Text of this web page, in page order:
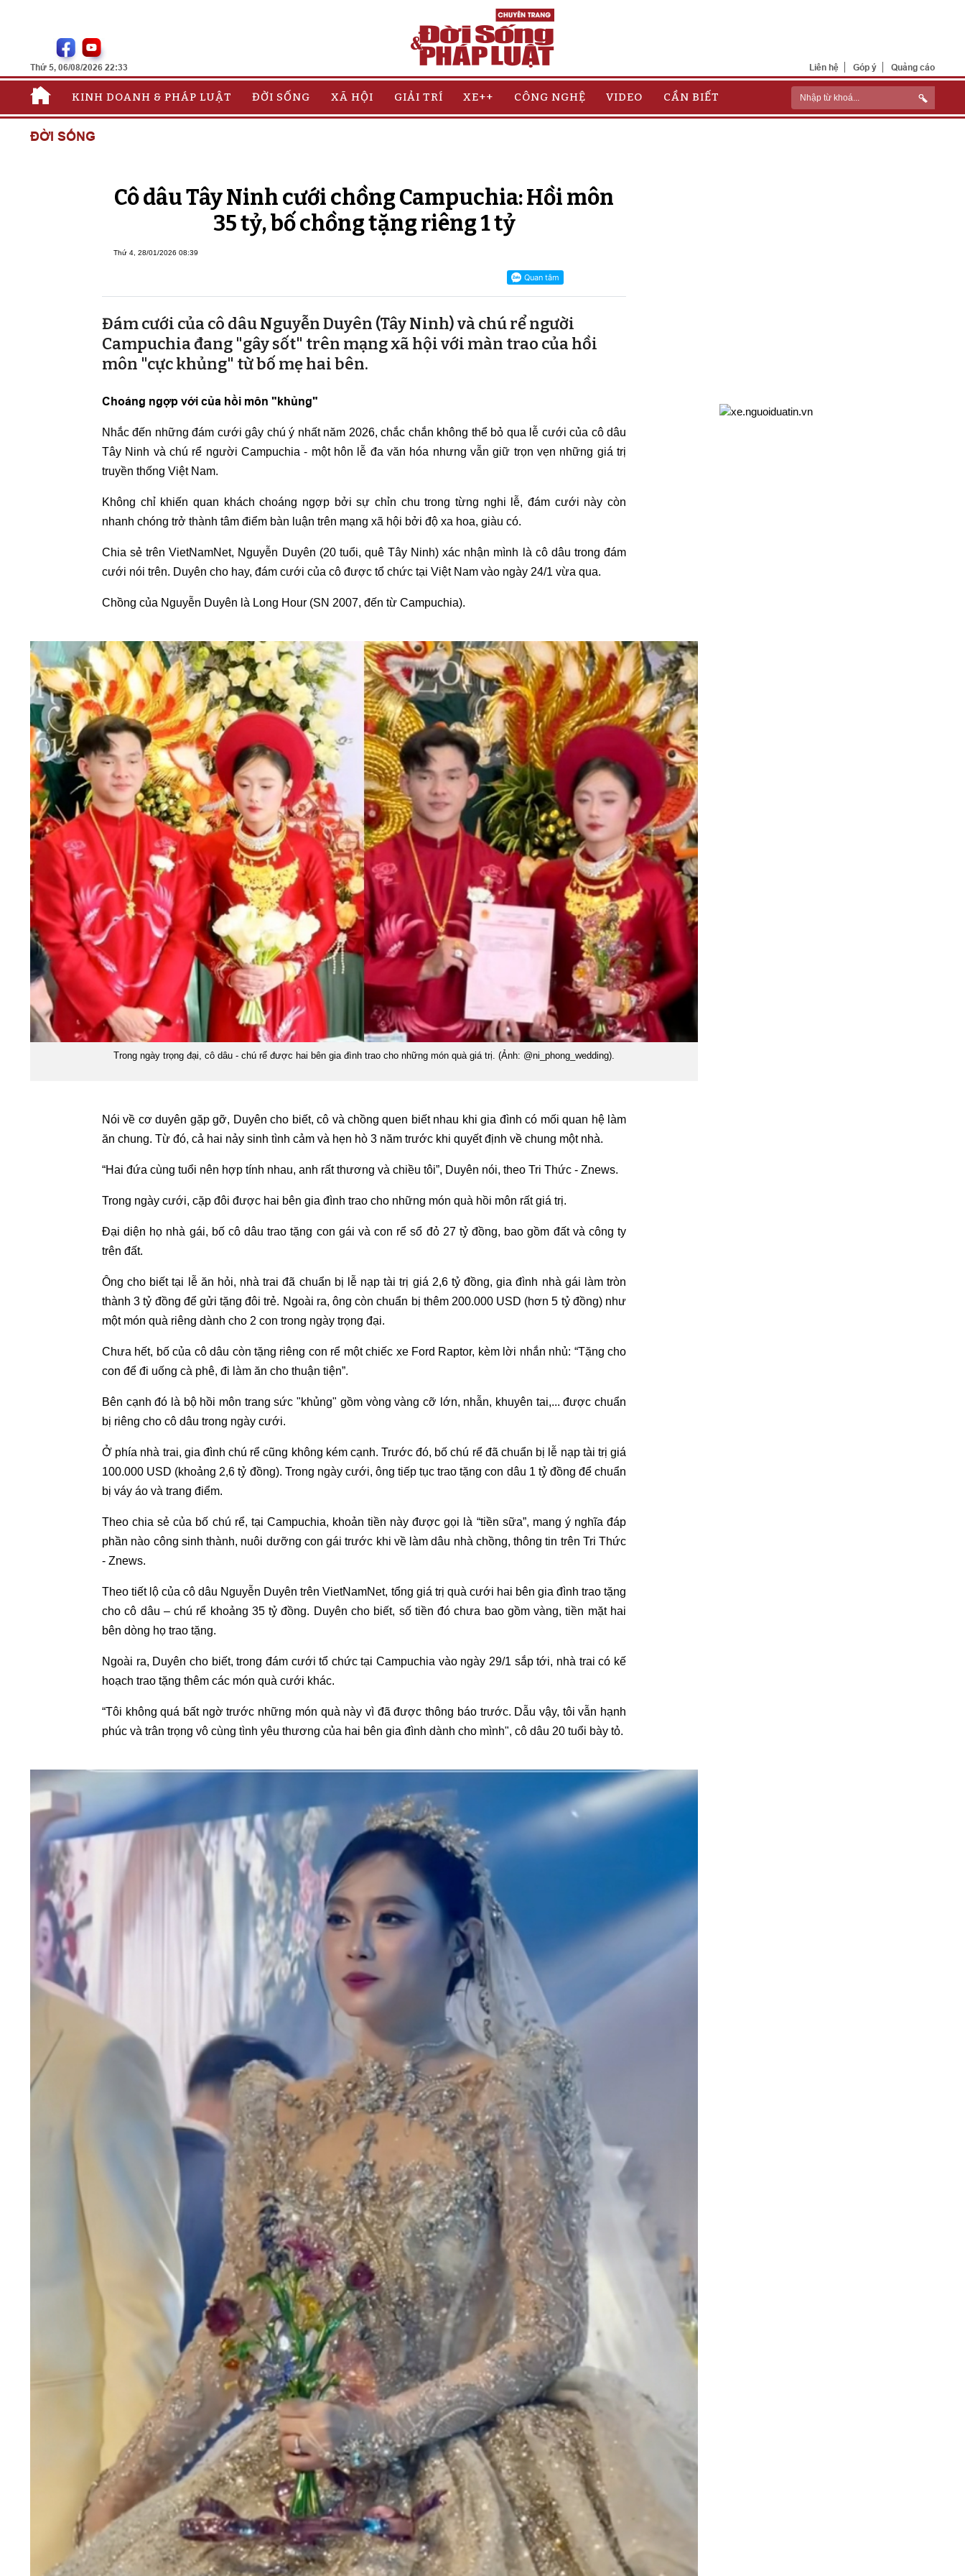
Thứ 5, 06/08/2026 22:33 Liên hệ Góp ý Quảng cáo
KINH DOANH & PHÁP LUẬT ĐỜI SỐNG XÃ HỘI GIẢI TRÍ XE++ CÔNG NGHỆ VIDEO CẦN BIẾT
ĐỜI SỐNG
Cô dâu Tây Ninh cưới chồng Campuchia: Hồi môn
35 tỷ, bố chồng tặng riêng 1 tỷ
Thứ 4, 28/01/2026 08:39
Đám cưới của cô dâu Nguyễn Duyên (Tây Ninh) và chú rể người
Campuchia đang "gây sốt" trên mạng xã hội với màn trao của hồi
môn "cực khủng" từ bố mẹ hai bên.
Choáng ngợp với của hồi môn "khủng"
Nhắc đến những đám cưới gây chú ý nhất năm 2026, chắc chắn không thể bỏ qua lễ cưới của cô dâu
Tây Ninh và chú rể người Campuchia - một hôn lễ đa văn hóa nhưng vẫn giữ trọn vẹn những giá trị
truyền thống Việt Nam.
Không chỉ khiến quan khách choáng ngợp bởi sự chỉn chu trong từng nghi lễ, đám cưới này còn
nhanh chóng trở thành tâm điểm bàn luận trên mạng xã hội bởi độ xa hoa, giàu có.
Chia sẻ trên VietNamNet, Nguyễn Duyên (20 tuổi, quê Tây Ninh) xác nhận mình là cô dâu trong đám
cưới nói trên. Duyên cho hay, đám cưới của cô được tổ chức tại Việt Nam vào ngày 24/1 vừa qua.
Chồng của Nguyễn Duyên là Long Hour (SN 2007, đến từ Campuchia).
Trong ngày trọng đại, cô dâu - chú rể được hai bên gia đình trao cho những món quà giá trị. (Ảnh: @ni_phong_wedding).
Nói về cơ duyên gặp gỡ, Duyên cho biết, cô và chồng quen biết nhau khi gia đình có mối quan hệ làm
ăn chung. Từ đó, cả hai nảy sinh tình cảm và hẹn hò 3 năm trước khi quyết định về chung một nhà.
“Hai đứa cùng tuổi nên hợp tính nhau, anh rất thương và chiều tôi”, Duyên nói, theo Tri Thức - Znews.
Trong ngày cưới, cặp đôi được hai bên gia đình trao cho những món quà hồi môn rất giá trị.
Đại diện họ nhà gái, bố cô dâu trao tặng con gái và con rể sổ đỏ 27 tỷ đồng, bao gồm đất và công ty
trên đất.
Ông cho biết tại lễ ăn hỏi, nhà trai đã chuẩn bị lễ nạp tài trị giá 2,6 tỷ đồng, gia đình nhà gái làm tròn
thành 3 tỷ đồng để gửi tặng đôi trẻ. Ngoài ra, ông còn chuẩn bị thêm 200.000 USD (hơn 5 tỷ đồng) như
một món quà riêng dành cho 2 con trong ngày trọng đại.
Chưa hết, bố của cô dâu còn tặng riêng con rể một chiếc xe Ford Raptor, kèm lời nhắn nhủ: “Tặng cho
con để đi uống cà phê, đi làm ăn cho thuận tiện”.
Bên cạnh đó là bộ hồi môn trang sức "khủng" gồm vòng vàng cỡ lớn, nhẫn, khuyên tai,... được chuẩn
bị riêng cho cô dâu trong ngày cưới.
Ở phía nhà trai, gia đình chú rể cũng không kém cạnh. Trước đó, bố chú rể đã chuẩn bị lễ nạp tài trị giá
100.000 USD (khoảng 2,6 tỷ đồng). Trong ngày cưới, ông tiếp tục trao tặng con dâu 1 tỷ đồng để chuẩn
bị váy áo và trang điểm.
Theo chia sẻ của bố chú rể, tại Campuchia, khoản tiền này được gọi là “tiền sữa”, mang ý nghĩa đáp
phần nào công sinh thành, nuôi dưỡng con gái trước khi về làm dâu nhà chồng, thông tin trên Tri Thức
- Znews.
Theo tiết lộ của cô dâu Nguyễn Duyên trên VietNamNet, tổng giá trị quà cưới hai bên gia đình trao tặng
cho cô dâu – chú rể khoảng 35 tỷ đồng. Duyên cho biết, số tiền đó chưa bao gồm vàng, tiền mặt hai
bên dòng họ trao tặng.
Ngoài ra, Duyên cho biết, trong đám cưới tổ chức tại Campuchia vào ngày 29/1 sắp tới, nhà trai có kế
hoạch trao tặng thêm các món quà cưới khác.
“Tôi không quá bất ngờ trước những món quà này vì đã được thông báo trước. Dẫu vậy, tôi vẫn hạnh
phúc và trân trọng vô cùng tình yêu thương của hai bên gia đình dành cho mình", cô dâu 20 tuổi bày tỏ.